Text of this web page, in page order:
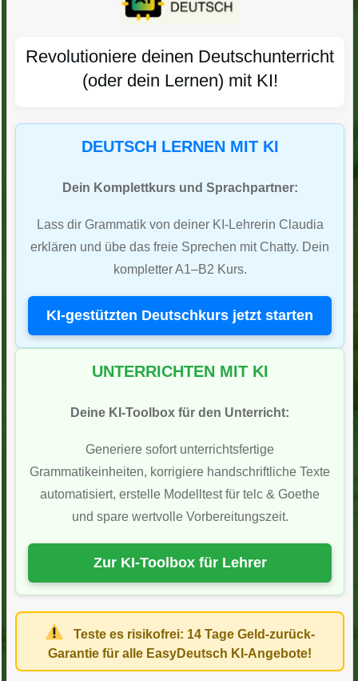
Revolutioniere deinen Deutschunterricht
(oder dein Lernen) mit KI!
DEUTSCH LERNEN MIT KI
Dein Komplettkurs und Sprachpartner:
Lass dir Grammatik von deiner KI-Lehrerin Claudia
erklären und übe das freie Sprechen mit Chatty. Dein
kompletter A1–B2 Kurs.
KI-gestützten Deutschkurs jetzt starten
UNTERRICHTEN MIT KI
Deine KI-Toolbox für den Unterricht:
Generiere sofort unterrichtsfertige
Grammatikeinheiten, korrigiere handschriftliche Texte
automatisiert, erstelle Modelltest für telc & Goethe
und spare wertvolle Vorbereitungszeit.
Zur KI-Toolbox für Lehrer
Teste es risikofrei: 14 Tage Geld-zurück-
Garantie für alle EasyDeutsch KI-Angebote!